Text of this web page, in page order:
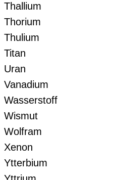
Thallium
Thorium
Thulium
Titan
Uran
Vanadium
Wasserstoff
Wismut
Wolfram
Xenon
Ytterbium